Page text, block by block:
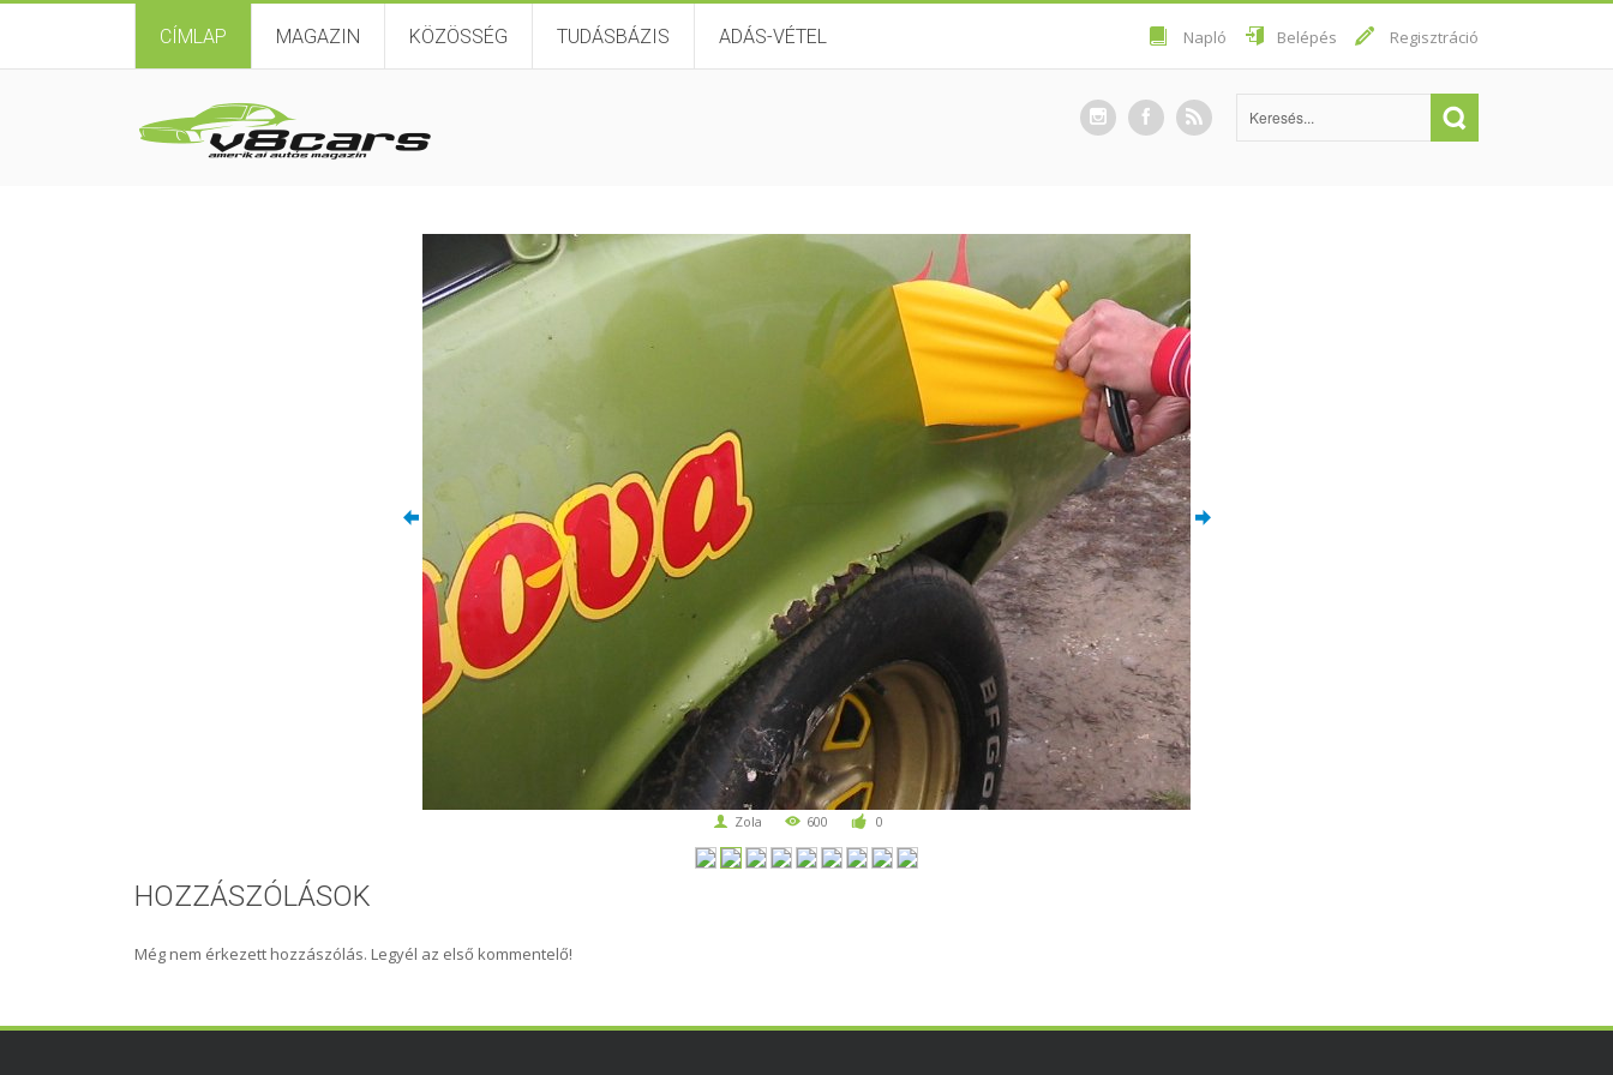
CÍMLAP MAGAZIN KÖZÖSSÉG TUDÁSBÁZIS ADÁS-VÉTEL Napló Belépés Regisztráció
Zola 600 0
HOZZÁSZÓLÁSOK
Még nem érkezett hozzászólás. Legyél az első kommentelő!